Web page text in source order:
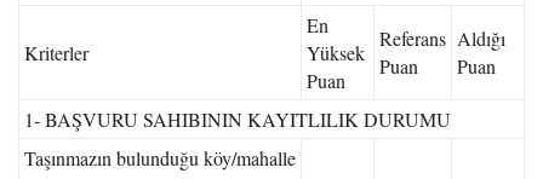
Kriterler
En
Yüksek
Puan
Referans
Puan
Aldığı
Puan
1- BAŞVURU SAHIBININ KAYITLILIK DURUMU
Taşınmazın bulunduğu köy/mahalle